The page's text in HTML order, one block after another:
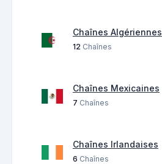
Chaînes Algériennes
12 Chaînes
Chaînes Mexicaines
7 Chaînes
Chaînes Irlandaises
6 Chaînes